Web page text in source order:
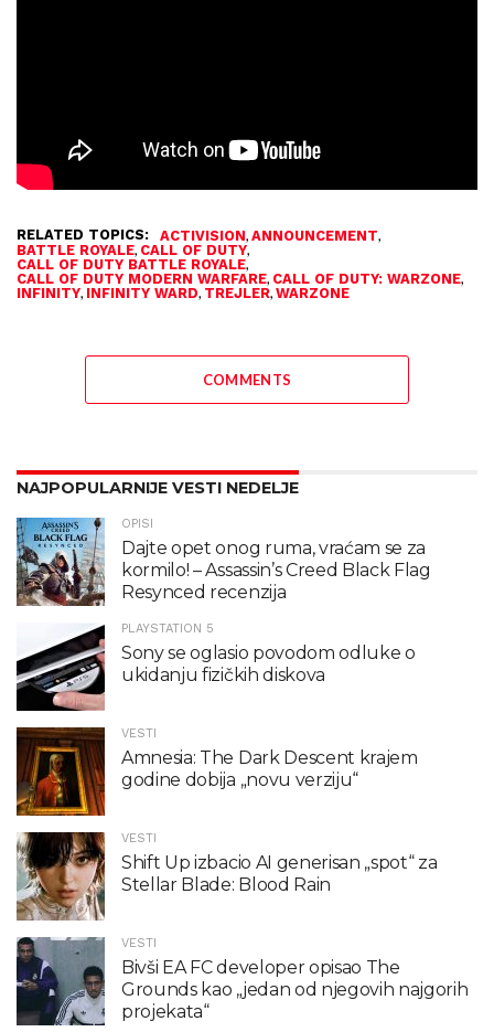
RELATED TOPICS: ACTIVISION, ANNOUNCEMENT,
BATTLE ROYALE, CALL OF DUTY,
CALL OF DUTY BATTLE ROYALE,
CALL OF DUTY MODERN WARFARE, CALL OF DUTY: WARZONE,
INFINITY, INFINITY WARD, TREJLER, WARZONE
COMMENTS
NAJPOPULARNIJE VESTI NEDELJE
OPISI
Dajte opet onog ruma, vraćam se za
kormilo! – Assassin’s Creed Black Flag
Resynced recenzija
PLAYSTATION 5
Sony se oglasio povodom odluke o
ukidanju fizičkih diskova
VESTI
Amnesia: The Dark Descent krajem
godine dobija „novu verziju“
VESTI
Shift Up izbacio AI generisan „spot“ za
Stellar Blade: Blood Rain
VESTI
Bivši EA FC developer opisao The
Grounds kao „jedan od njegovih najgorih
projekata“